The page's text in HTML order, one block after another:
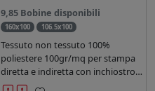
9,85 Bobine disponibili
160x100 106.5x100
Tessuto non tessuto 100%
poliestere 100gr/mq per stampa
diretta e indiretta con inchiostro
sublimatico, latex e uv.